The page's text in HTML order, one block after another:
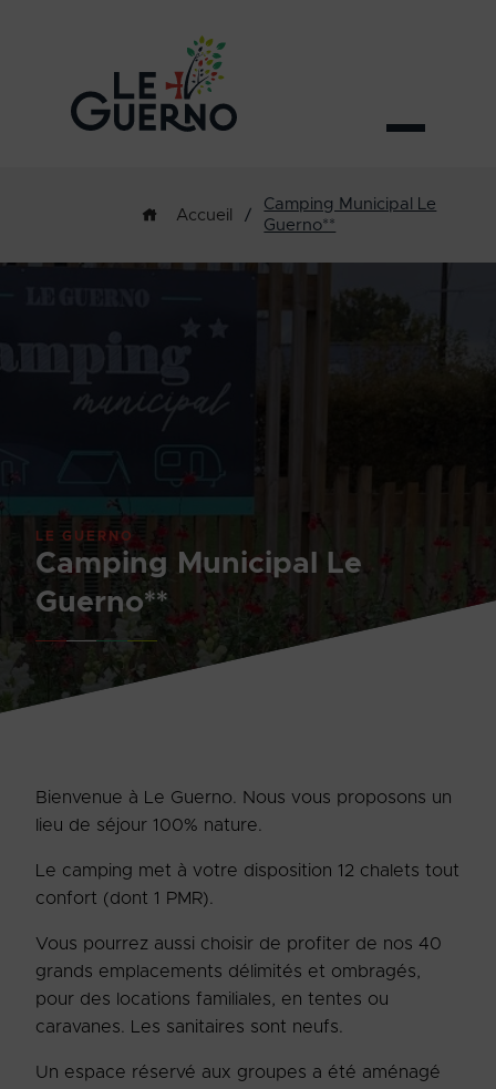
Accueil /
Camping Municipal Le
Guerno**
LE GUERNO
Camping Municipal Le
Guerno**
Bienvenue à Le Guerno. Nous vous proposons un
lieu de séjour 100% nature.
Le camping met à votre disposition 12 chalets tout
confort (dont 1 PMR).
Vous pourrez aussi choisir de profiter de nos 40
grands emplacements délimités et ombragés,
pour des locations familiales, en tentes ou
caravanes. Les sanitaires sont neufs.
Un espace réservé aux groupes a été aménagé